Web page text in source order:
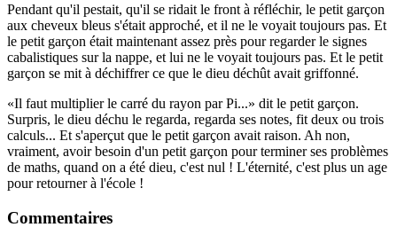
Pendant qu'il pestait, qu'il se ridait le front à réfléchir, le petit garçon
aux cheveux bleus s'était approché, et il ne le voyait toujours pas. Et
le petit garçon était maintenant assez près pour regarder le signes
cabalistiques sur la nappe, et lui ne le voyait toujours pas. Et le petit
garçon se mit à déchiffrer ce que le dieu déchût avait griffonné.
Il faut multiplier le carré du rayon par Pi...
dit le petit garçon.
Surpris, le dieu déchu le regarda, regarda ses notes, fit deux ou trois
calculs... Et s'aperçut que le petit garçon avait raison. Ah non,
vraiment, avoir besoin d'un petit garçon pour terminer ses problèmes
de maths, quand on a été dieu, c'est nul ! L'éternité, c'est plus un age
pour retourner à l'école !
Commentaires